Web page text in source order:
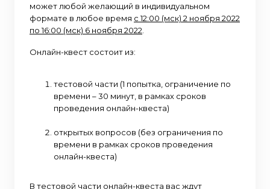
может любой желающий в индивидуальном
формате в любое время с 12:00 (мск) 2 ноября 2022
по 16:00 (мск) 6 ноября 2022
Онлайн-квест состоит из:
тестовой части (1 попытка, ограничение по
времени – 30 минут, в рамках сроков
проведения онлайн-квеста)
открытых вопросов (без ограничения по
времени в рамках сроков проведения
онлайн-квеста)
В тестовой части онлайн-квеста вас ждут